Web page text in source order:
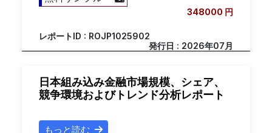
348000 円
レポートID : ROJP1025902
発行日 : 2026年07月
日本組み込み金融市場規模、シェア、
競争環境およびトレンド分析レポート
もっと読む